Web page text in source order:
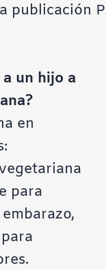
publicación
un hijo a
en
para